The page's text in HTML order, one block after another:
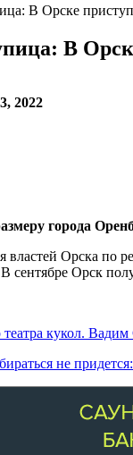
В Орске
В
2022
города
властей Орска по
сентябре Орск
театра кукол.
не